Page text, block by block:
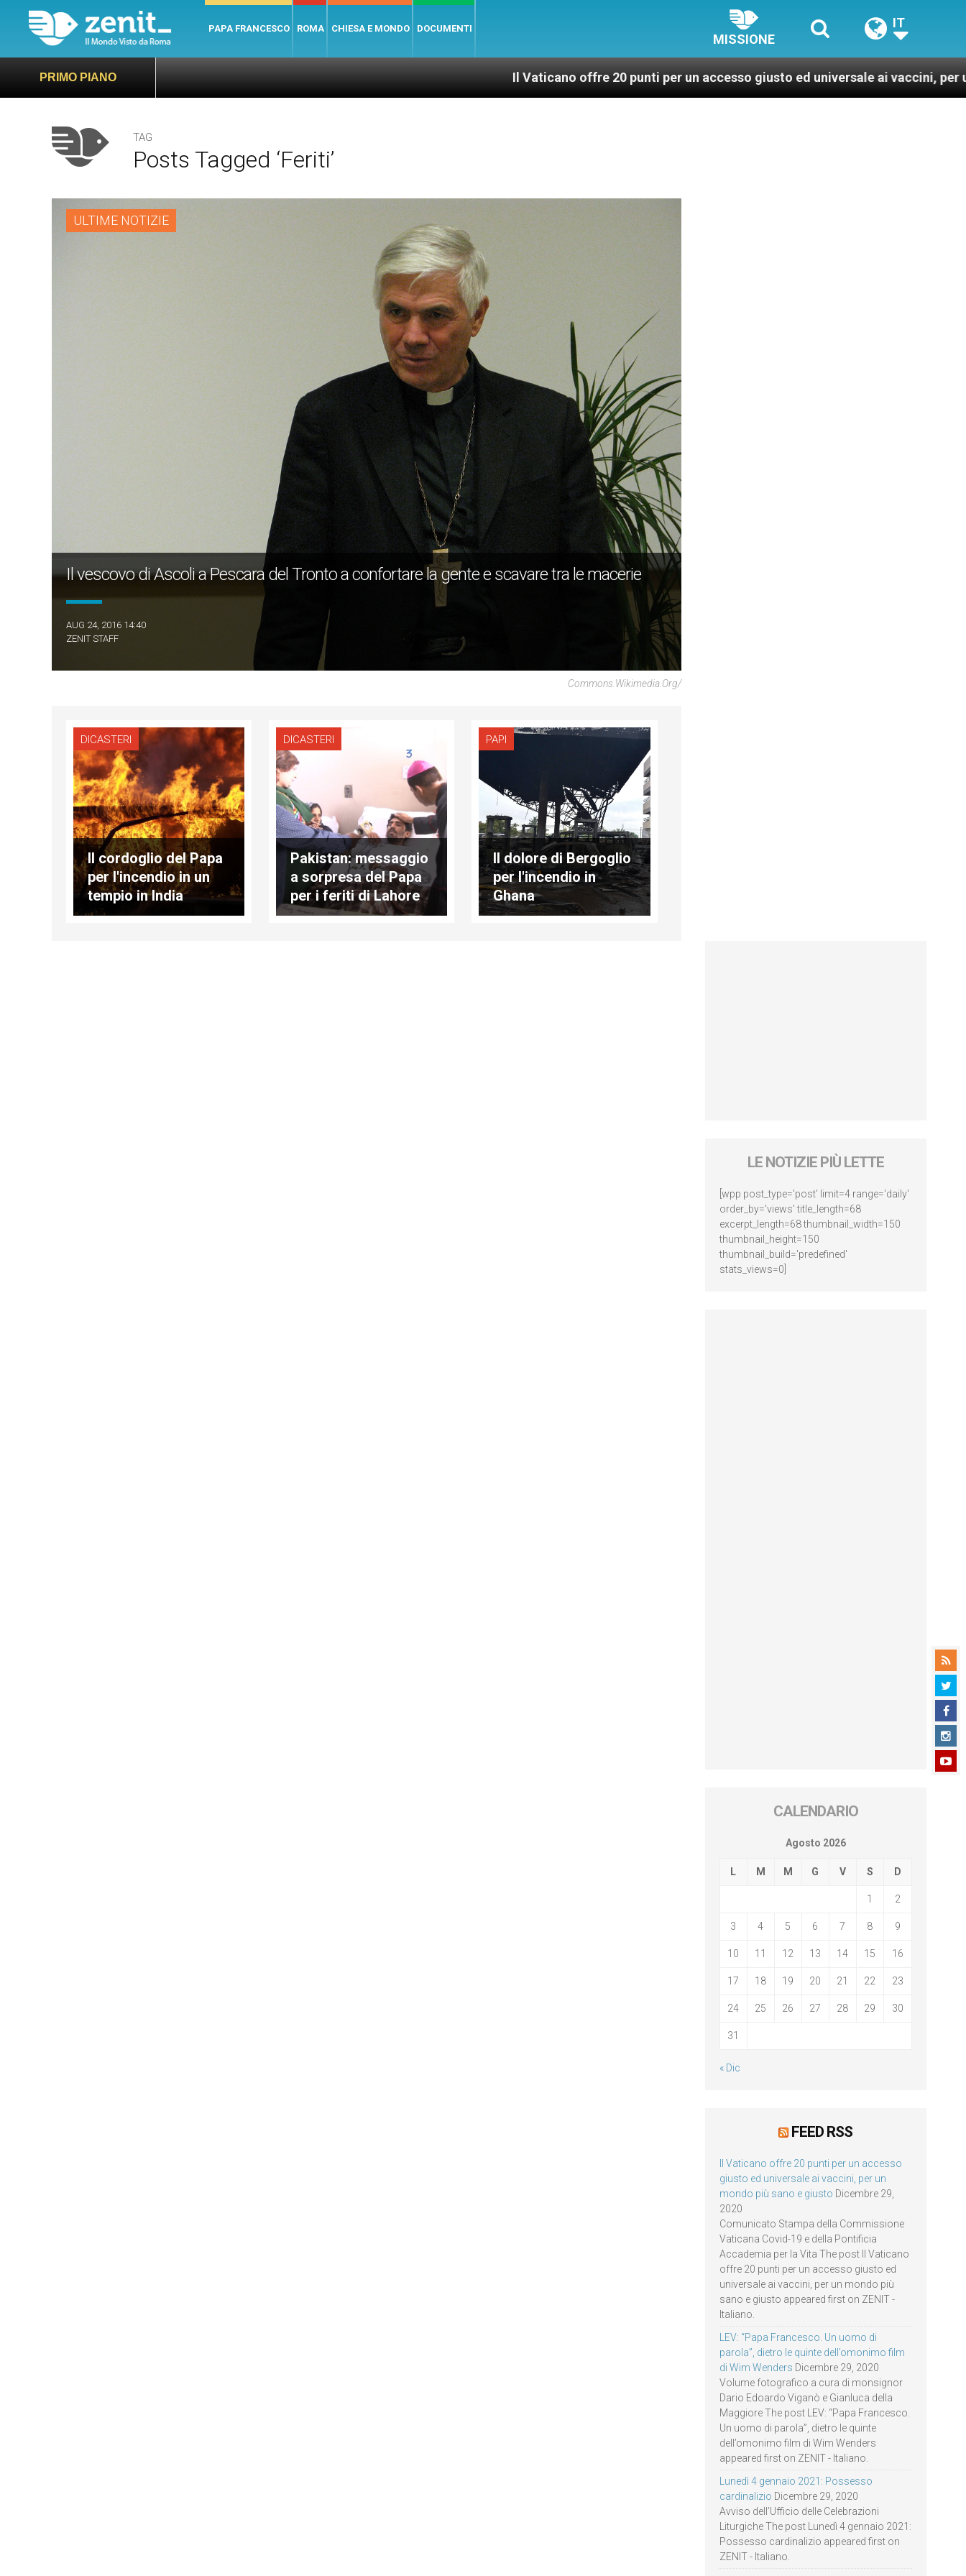
PAPA FRANCESCO ROMA CHIESA E MONDO DOCUMENTI
MISSIONE
IT
PRIMO PIANO Il Vaticano offre 20 punti per un accesso giusto ed universale ai vaccini, per un mondo più sano
TAG
Posts Tagged ‘feriti’
ULTIME NOTIZIE
Il vescovo di Ascoli a Pescara del Tronto a confortare la gente e scavare tra le macerie
AUG 24, 2016 14:40
ZENIT STAFF
Commons.wikimedia.org/
DICASTERI
Il cordoglio del Papa
per l'incendio in un
tempio in India
DICASTERI
Pakistan: messaggio
a sorpresa del Papa
per i feriti di Lahore
PAPI
Il dolore di Bergoglio
per l'incendio in
Ghana
LE NOTIZIE PIÙ LETTE
[wpp post_type='post' limit=4 range='daily'
order_by='views' title_length=68
excerpt_length=68 thumbnail_width=150
thumbnail_height=150
thumbnail_build='predefined'
stats_views=0]
CALENDARIO
Agosto 2026
L M M G V S D
1 2
3 4 5 6 7 8 9
10 11 12 13 14 15 16
17 18 19 20 21 22 23
24 25 26 27 28 29 30
31
« Dic
FEED RSS
Il Vaticano offre 20 punti per un accesso
giusto ed universale ai vaccini, per un
mondo più sano e giusto Dicembre 29,
2020
Comunicato Stampa della Commissione
Vaticana Covid-19 e della Pontificia
Accademia per la Vita The post Il Vaticano
offre 20 punti per un accesso giusto ed
universale ai vaccini, per un mondo più
sano e giusto appeared first on ZENIT -
Italiano.
LEV: “Papa Francesco. Un uomo di
parola”, dietro le quinte dell’omonimo film
di Wim Wenders Dicembre 29, 2020
Volume fotografico a cura di monsignor
Dario Edoardo Viganò e Gianluca della
Maggiore The post LEV: “Papa Francesco.
Un uomo di parola”, dietro le quinte
dell’omonimo film di Wim Wenders
appeared first on ZENIT - Italiano.
Lunedì 4 gennaio 2021: Possesso
cardinalizio Dicembre 29, 2020
Avviso dell’Ufficio delle Celebrazioni
Liturgiche The post Lunedì 4 gennaio 2021:
Possesso cardinalizio appeared first on
ZENIT - Italiano.